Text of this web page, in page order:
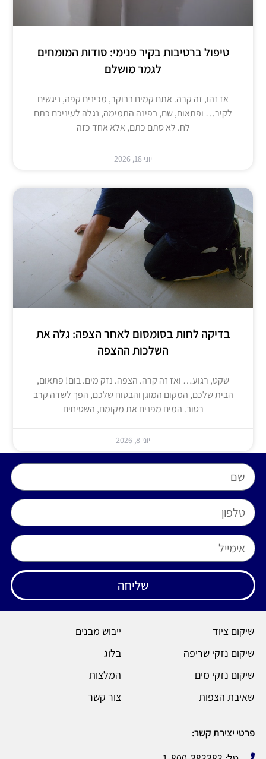
טיפול ברטיבות בקיר פנימי: סודות המומחים
לגמר מושלם
אז זהו, זה קרה. אתם קמים בבוקר, מכינים קפה, ניגשים
לקיר… ופתאום, שם, בפינה התמימה, נגלה לעיניכם כתם
לח. לא סתם כתם, אלא אחד כזה
יוני 18, 2026
בדיקה לחות בסומסום לאחר הצפה: גלה את
השלכות ההצפה
שקט, רגוע… ואז זה קרה. הצפה. נזק מים. בום! פתאום,
הבית שלכם, המקום המוגן והבטוח שלכם, הפך לשדה קרב
רטוב. המים מפנים את מקומם, השטיחים
יוני 8, 2026
שליחה
שיקום ציוד
שיקום נזקי שריפה
שיקום נזקי מים
שאיבת הצפות
ייבוש מבנים
בלוג
המלצות
צור קשר
פרטי יצירת קשר: